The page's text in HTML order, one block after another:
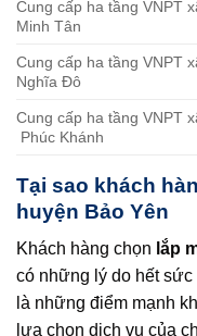
Cung cấp ha tầng VNPT
Minh Tân
Cung cấp ha tầng VNPT
Nghĩa Đô
Cung cấp ha tầng VNPT
Phúc Khánh
Tại sao khách
huyện Bảo Yên
Khách hàng chọn lắp
có những lý do hết
là những điểm mạnh
lựa chọn dịch vụ của